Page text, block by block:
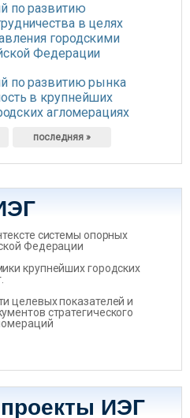
по развитию
в целях
городскими
Федерации
по развитию рынка
в крупнейших
агломерациях
последняя »
системы опорных
Федерации
крупнейших городских
целевых показателей и
стратегического
ИЭГ